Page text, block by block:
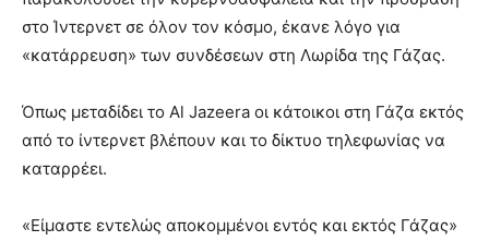
στο Ίντερνετ σε όλον τον κόσμο, έκανε λόγο για
«κατάρρευση» των συνδέσεων στη Λωρίδα της Γάζας.
Όπως μεταδίδει το Al Jazeera οι κάτοικοι στη Γάζα εκτός
από το ίντερνετ βλέπουν και το δίκτυο τηλεφωνίας να
καταρρέει.
«Είμαστε εντελώς αποκομμένοι εντός και εκτός Γάζας»